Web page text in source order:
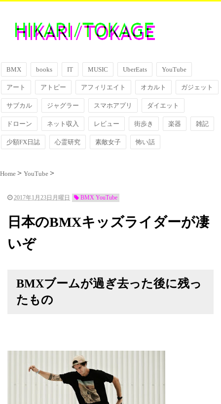
BMX books IT MUSIC UberEats YouTube
アート アトピー アフィリエイト オカルト ガジェット
サブカル ジャグラー スマホアプリ ダイエット
ドローン ネット収入 レビュー 街歩き 楽器 雑記
少額FX日誌 心霊研究 素敵女子 怖い話
Home YouTube
2017年1月23日月曜日 BMX YouTube
日本のBMXキッズライダーが凄
いぞ
BMXブームが過ぎ去った後に残っ
たもの